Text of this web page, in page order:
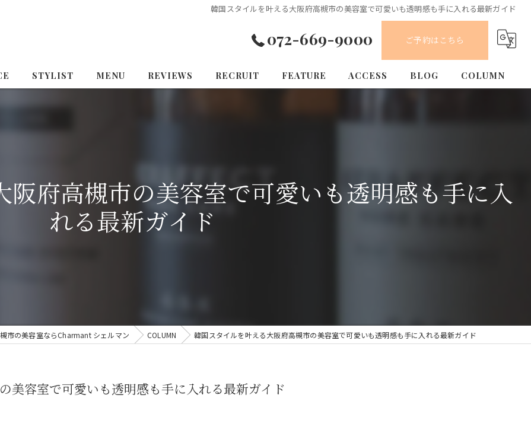
韓国スタイルを叶える大阪府高槻市の美容室で可愛いも透明感も手に入れる最新ガイド
072-669-9000 ご予約はこちら
STYLIST MENU REVIEWS RECRUIT FEATURE
トリートメント
ACCESS BLOG COLUMN
阪府高槻市の美容室で可愛いも透明感も手に入
れる最新ガイド
市の美容室ならCharmant シェルマン COLUMN 韓国スタイルを叶える大阪府高槻市の美容室で可愛いも透明感も手に入れる最新ガイド
美容室で可愛いも透明感も手に入れる最新ガイド